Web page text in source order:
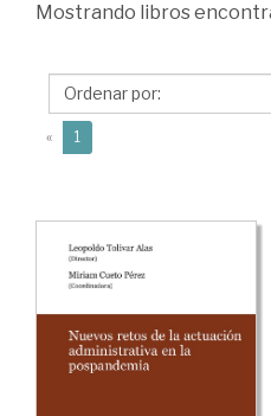
Tolivar
Leopoldo
Mostrando libros
« 1